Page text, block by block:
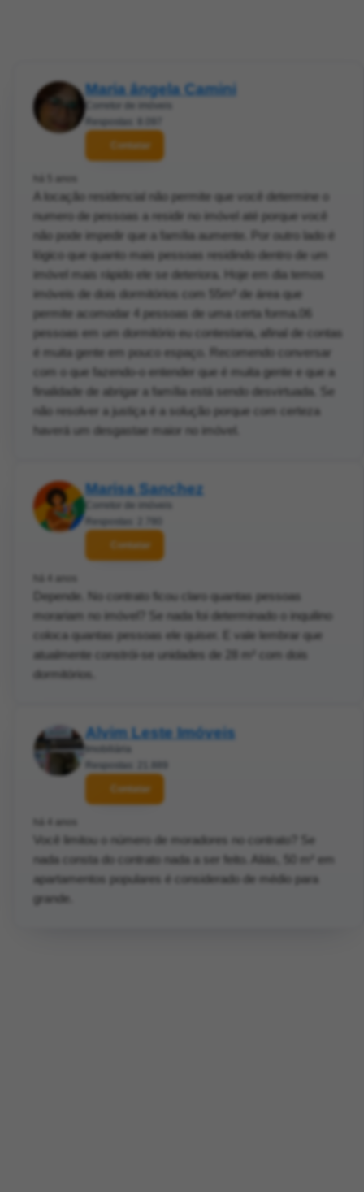
Maria ângela Camini
Corretor de imóveis
Respostas: 8.097
Contatar
há 5 anos
A locação residencial não permite que você determine o
numero de pessoas a residir no imóvel até porque você
não pode impedir que a família aumente. Por outro lado é
lógico que quanto mais pessoas residindo dentro de um
imóvel mais rápido ele se deteriora. Hoje em dia temos
imóveis de dois dormitórios com 55m² de área que
permite acomodar 4 pessoas de uma certa forma.06
pessoas em um dormitório eu contestaria, afinal de contas
é muita gente em pouco espaço. Recomendo conversar
com o que fazendo-o entender que é muita gente e que a
finalidade de abrigar a família está sendo desvirtuada. Se
não resolver a justiça é a solução porque com certeza
haverá um desgastae maior no imóvel.
Marisa Sanchez
Corretor de imóveis
Respostas: 2.780
Contatar
há 4 anos
Depende. No contrato ficou claro quantas pessoas
morariam no imóvel? Se nada foi determinado o inquilino
coloca quantas pessoas ele quiser. E vale lembrar que
atualmente constrói-se unidades de 28 m² com dois
dormitórios.
Alvim Leste Imóveis
Imobiliária
Respostas: 21.889
Contatar
há 4 anos
Você limitou o número de moradores no contrato? Se
nada consta do contrato nada a ser feito. Aliás, 50 m² em
apartamentos populares é considerado de médio para
grande.